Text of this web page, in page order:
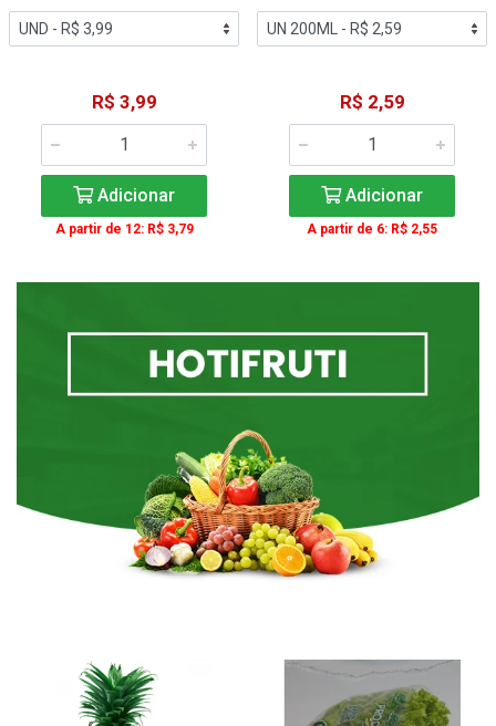
R$ 3,99
Adicionar
A partir de 12: R$ 3,79
R$ 2,59
Adicionar
A partir de 6: R$ 2,55